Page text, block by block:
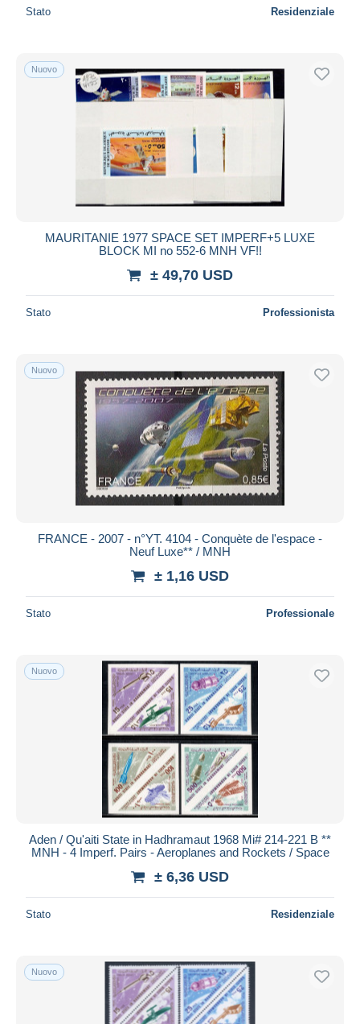
Stato Residenziale
Nuovo
MAURITANIE 1977 SPACE SET IMPERF+5 LUXE
BLOCK MI no 552-6 MNH VF!!
± 49,70 USD
Stato Professionista
Nuovo
FRANCE - 2007 - n°YT. 4104 - Conquète de l'espace -
Neuf Luxe** / MNH
± 1,16 USD
Stato Professionale
Nuovo
Aden / Qu'aiti State in Hadhramaut 1968 Mi# 214-221 B **
MNH - 4 Imperf. Pairs - Aeroplanes and Rockets / Space
± 6,36 USD
Stato Residenziale
Nuovo